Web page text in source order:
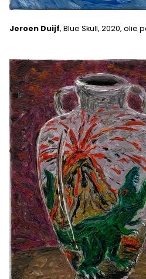
Jeroen Duijf, Blue Skull, 2020, olie